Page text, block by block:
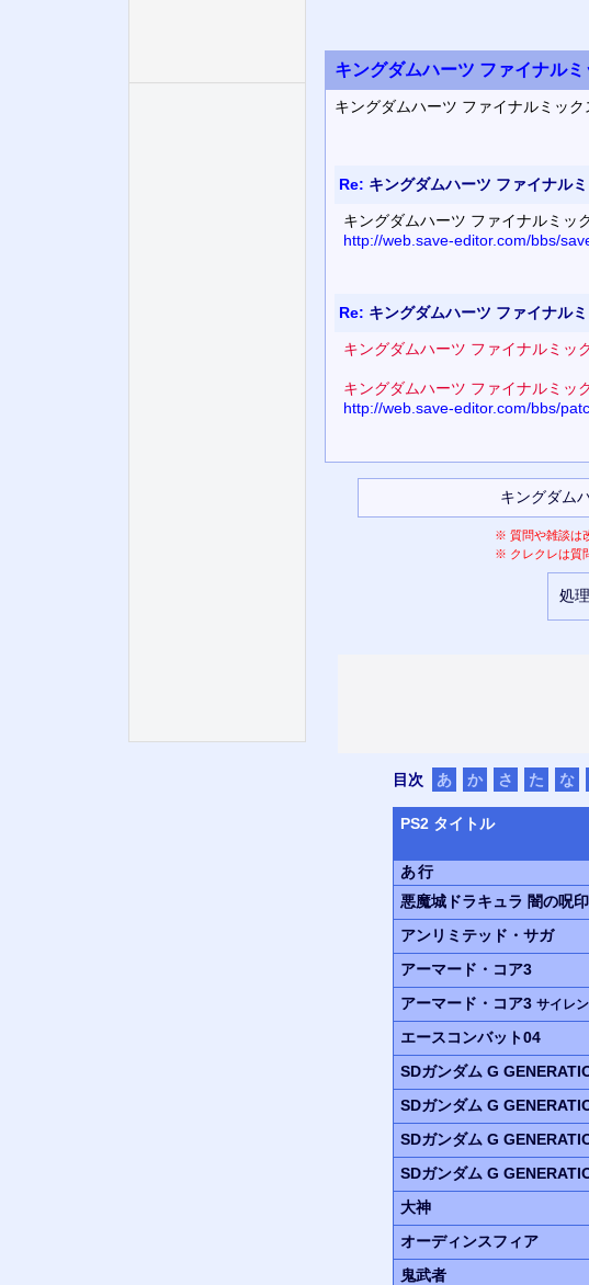
キングダムハーツ ファイナル
キングダムハーツ ファイナルミッ
Re: キングダムハーツ ファイナル
キングダムハーツ ファイナルミッ
http://web.save-editor.com/bbs/
Re: キングダムハーツ ファイナル
キングダムハーツ ファイナルミッ
キングダムハーツ ファイナルミッ
http://web.save-editor.com/bbs/
※ 質問や雑談は
※ クレクレは質
処理
目次 あ か さ た な
PS2 タイトル
あ行
悪魔城ドラキュラ 闇の呪印
アンリミテッド・サガ
アーマード・コア3
アーマード・コア3 サイレ
エースコンバット04
SDガンダム G
SDガンダム G
SDガンダム G
SDガンダム G
大神
オーディンスフィア
鬼武者